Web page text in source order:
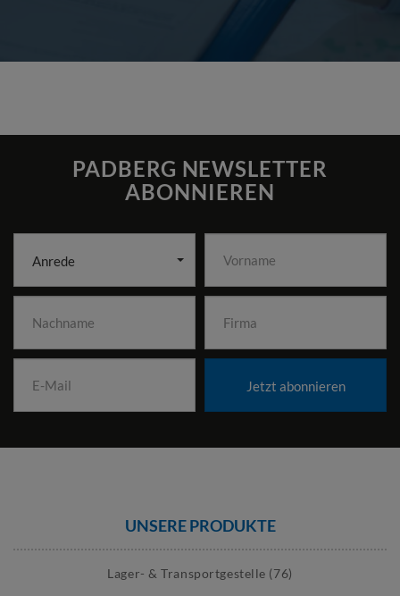
PADBERG NEWSLETTER
ABONNIEREN
Anrede
Jetzt abonnieren
UNSERE PRODUKTE
Lager- & Transportgestelle (76)